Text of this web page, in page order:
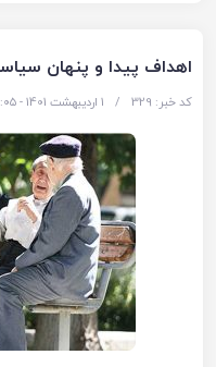
اهداف پیدا و پنهان
کد خبر: 329 / 1 اردیبهشت 1401 - ۱۸:۰۵